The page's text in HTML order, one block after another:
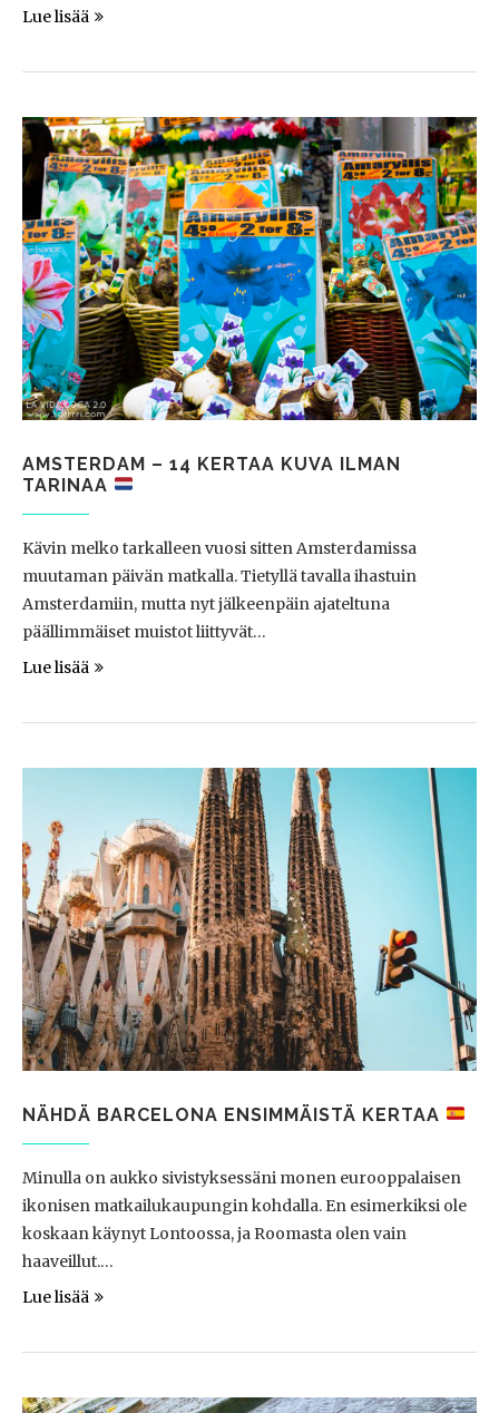
Lue lisää
AMSTERDAM – 14 KERTAA KUVA ILMAN
TARINAA
Kävin melko tarkalleen vuosi sitten Amsterdamissa
muutaman päivän matkalla. Tietyllä tavalla ihastuin
Amsterdamiin, mutta nyt jälkeenpäin ajateltuna
päällimmäiset muistot liittyvät…
Lue lisää
NÄHDÄ BARCELONA ENSIMMÄISTÄ KERTAA
Minulla on aukko sivistyksessäni monen eurooppalaisen
ikonisen matkailukaupungin kohdalla. En esimerkiksi ole
koskaan käynyt Lontoossa, ja Roomasta olen vain
haaveillut.…
Lue lisää